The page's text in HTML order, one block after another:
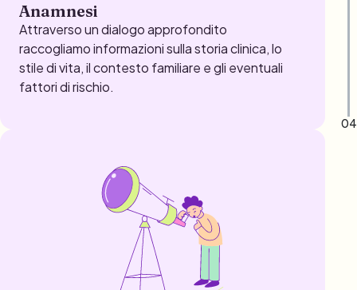
Anamnesi
Attraverso un dialogo approfondito
raccogliamo informazioni sulla storia clinica, lo
stile di vita, il contesto familiare e gli eventuali
fattori di rischio.
04